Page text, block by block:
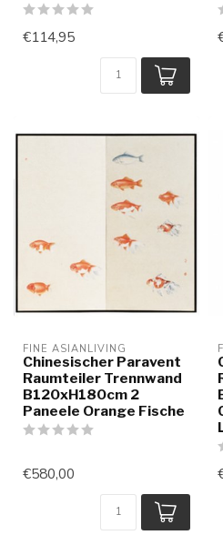
€114,95
FINE ASIANLIVING
Chinesischer Paravent
Raumteiler Trennwand
B120xH180cm 2
Paneele Orange Fische
€580,00